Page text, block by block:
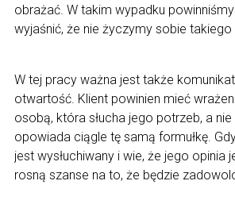
obrażać. W takim wypadku
wyjaśnić, że nie życzymy sobie
W tej pracy ważna jest także
otwartość. Klient powinien mieć
osobą, która słucha jego potrzeb, a nie
opowiada ciągle tę samą formułkę.
jest wysłuchiwany i wie, że jego opinia
rosną szanse na to, że będzie